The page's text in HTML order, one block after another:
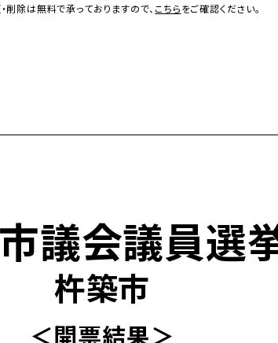
除は無料で承っておりますので、 こちらをご確認ください。
議会議員選
杵築市
＜開票結果＞